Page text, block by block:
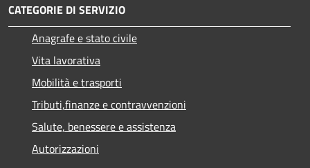
CATEGORIE DI SERVIZIO
Anagrafe e stato civile
Vita lavorativa
Mobilità e trasporti
Tributi,finanze e contravvenzioni
Salute, benessere e assistenza
Autorizzazioni